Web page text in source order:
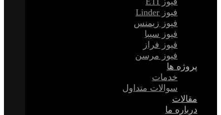
فیوز Linder
فیوز زیمنس
فیوز سیبا
فیوز فراز
فیوز مرسن
پروژه ها
خدمات
سوالات متداول
مقالات
درباره ما